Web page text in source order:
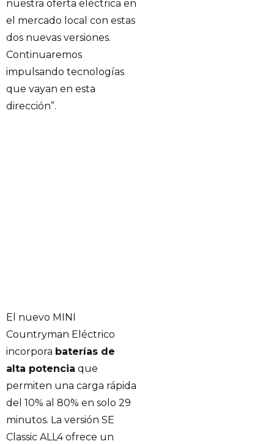
nuestra oferta eléctrica en
el mercado local con estas
dos nuevas versiones.
Continuaremos
impulsando tecnologías
que vayan en esta
dirección”.
El nuevo MINI
Countryman Eléctrico
incorpora baterías de
alta potencia que
permiten una carga rápida
del 10% al 80% en solo 29
minutos. La versión SE
Classic ALL4 ofrece un